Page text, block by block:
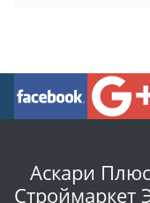
Аскари
Строймаркет